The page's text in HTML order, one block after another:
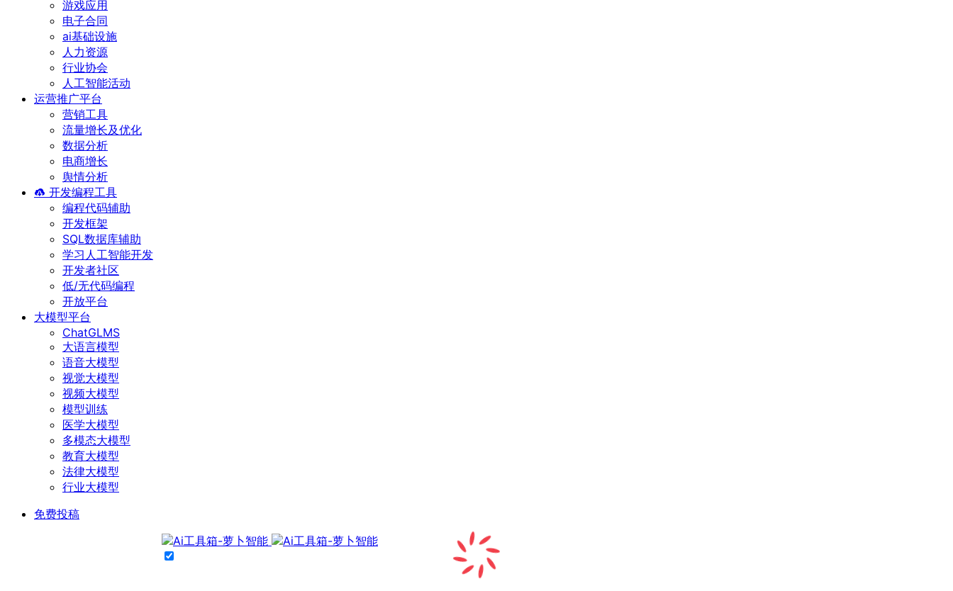
游戏应用
电子合同
ai基础设施
人力资源
行业协会
人工智能活动
运营推广平台
营销工具
流量增长及优化
数据分析
电商增长
舆情分析
开发编程工具
编程代码辅助
开发框架
SQL数据库辅助
学习人工智能开发
开发者社区
低/无代码编程
开放平台
大模型平台
ChatGLMS
大语言模型
语音大模型
视觉大模型
视频大模型
模型训练
医学大模型
多模态大模型
教育大模型
法律大模型
行业大模型
免费投稿